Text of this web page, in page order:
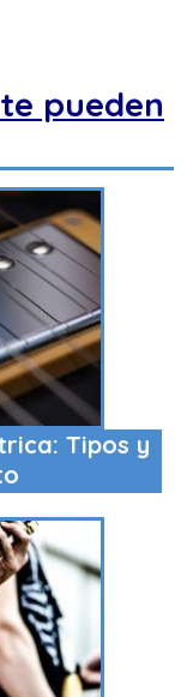
pueden
Tipos y